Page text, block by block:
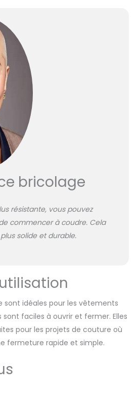
bricolage
résistante, vous pouvez
commencer à coudre. Cela
solide et durable.
sont idéales pour les vêtements
faciles à ouvrir et fermer. Elles
pour les projets de couture où
fermeture rapide et simple.